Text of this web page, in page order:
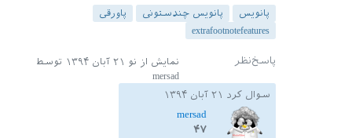
پانویس پانویس چندستونی
پاورقی
extrafootnotefeatures
نمایش از نو ۲۱ آبان ۱۳۹۴
توسط
mersad
سوال کرد ۲۱ آبان ۱۳۹۴
mersad
۴۷